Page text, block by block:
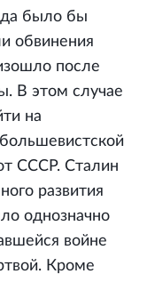
было бы
обвинения
после
В этом случае
на
СССР. Сталин
развития
однозначно
войне
Кроме